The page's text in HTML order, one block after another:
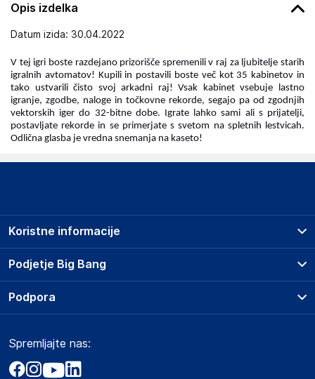
Opis izdelka
Datum izida: 30.04.2022
V tej igri boste razdejano prizorišče spremenili v raj za ljubitelje starih
igralnih avtomatov! Kupili in postavili boste več kot 35 kabinetov in
tako ustvarili čisto svoj arkadni raj! Vsak kabinet vsebuje lastno
igranje, zgodbe, naloge in točkovne rekorde, segajo pa od zgodnjih
vektorskih iger do 32-bitne dobe. Igrate lahko sami ali s prijatelji,
postavljate rekorde in se primerjate s svetom na spletnih lestvicah.
Odlična glasba je vredna snemanja na kaseto!
Podjetje Big Bang
O podjetju
Obvestila za javnost
Akt o digitalnih storitvah
Koristne informacije
Prodajna mesta
Storitve
Dostava, vnos in odvoz
Načini plačila
Zavarovanje izdelkov
Podpora
Marketplace
Kako oddati naročilo?
Spremljajte nas: